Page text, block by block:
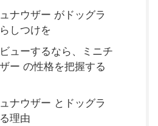
ナウザー がドッグラ
しつけを
ューするなら、ミニチ
ー の性格を把握する
ナウザー とドッグラ
理由